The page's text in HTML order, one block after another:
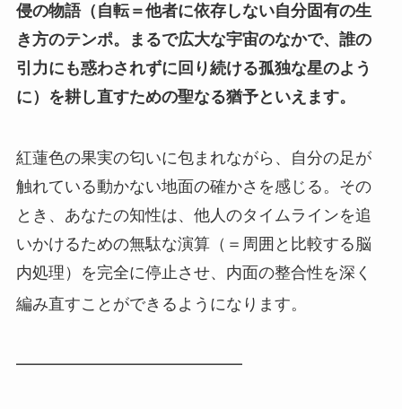
侵の物語（自転＝他者に依存しない自分固有の生
き方のテンポ。まるで広大な宇宙のなかで、誰の
引力にも惑わされずに回り続ける孤独な星のよう
に）を耕し直すための聖なる猶予といえます。
紅蓮色の果実の匂いに包まれながら、自分の足が
触れている動かない地面の確かさを感じる。その
とき、あなたの知性は、他人のタイムラインを追
いかけるための無駄な演算（＝周囲と比較する脳
内処理）を完全に停止させ、内面の整合性を深く
編み直すことができるようになります。
━━━━━━━━━━━━━━